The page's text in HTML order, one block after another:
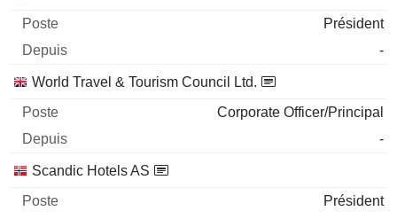
Président
-
World Travel & Tourism Council Ltd.
Corporate Officer/Principal
-
Scandic Hotels AS
Président